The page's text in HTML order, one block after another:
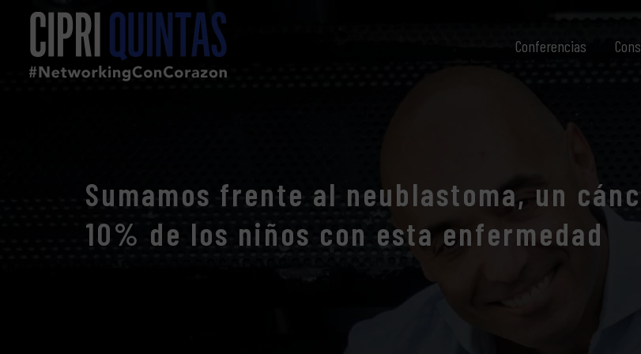
Conferencias
Sumamos frente al neublastoma, un
10% de los niños con esta enfermedad